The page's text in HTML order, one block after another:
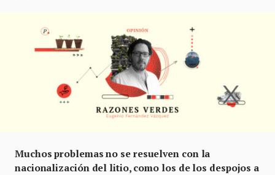
Muchos problemas no se resuelven con la
nacionalización del litio, como los de los despojos a